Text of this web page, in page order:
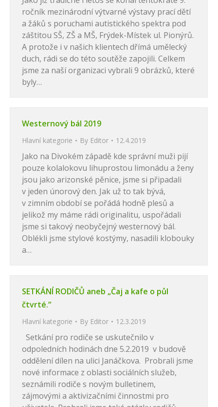
ročník mezinárodní výtvarné výstavy prací dětí
a žáků s poruchami autistického spektra pod
záštitou SŠ, ZŠ a MŠ, Frýdek-Místek ul. Pionýrů.
A protože i v našich klientech dřímá umělecký
duch, rádi se do této soutěže zapojili. Celkem
jsme za naší organizaci vybrali 9 obrázků, které
byly…
Westernový bál 2019
Hlavní kategorie By Editor 12.4.2019
Jako na Divokém západě kde správní muži pijí
pouze kolalokovu lihuprostou limonádu a ženy
jsou jako arizonské pěnice, jsme si připadali
v jeden únorový den. Jak už to tak bývá,
v zimním období se pořádá hodně plesů a
jelikož my máme rádi originalitu, uspořádali
jsme si takový neobyčejný westernový bál.
Oblékli jsme stylové kostýmy, nasadili klobouky
a…
SETKÁNÍ RODIČŮ aneb „Čaj a kafe o půl
čtvrté.“
Hlavní kategorie By Editor 12.3.2019
Setkání pro rodiče se uskutečnilo v
odpoledních hodinách dne 5.2.2019 v budově
oddělení dílen na ulici Janáčkova. Probrali jsme
nové informace z oblasti sociálních služeb,
seznámili rodiče s novým bulletinem,
zájmovými a aktivizačními činnostmi pro